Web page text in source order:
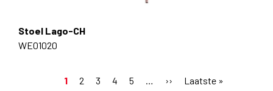
Stoel Lago-CH
WE01020
PagineringHuidige
1 Pagina
2 Pagina
3 Pagina
4 Pagina
5 …
Volgende
››
Laatste
Laatste »